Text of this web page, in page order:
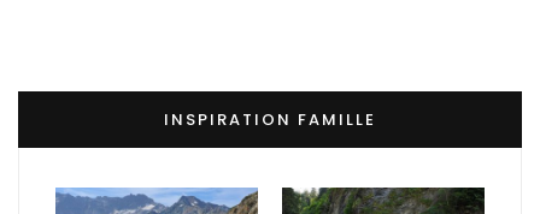
INSPIRATION FAMILLE